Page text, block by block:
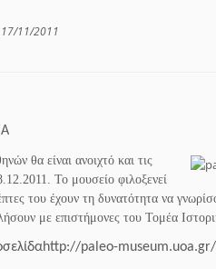
17/11/2011
θα είναι ανοιχτό και τις
Το μουσείο φιλοξενεί
του έχουν τη δυνατότητα να
με επιστήμονες του Τομέα
http://paleo-